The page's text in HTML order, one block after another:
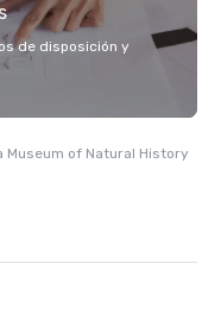
de disposición y
of Natural History